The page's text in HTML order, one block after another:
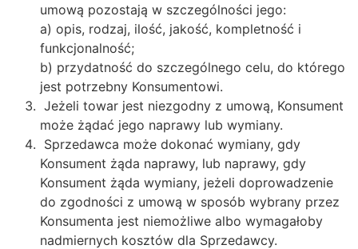
umową pozostają w szczególności jego:
a) opis, rodzaj, ilość, jakość, kompletność i
funkcjonalność;
b) przydatność do szczególnego celu, do którego
jest potrzebny Konsumentowi.
Jeżeli towar jest niezgodny z umową, Konsument
może żądać jego naprawy lub wymiany.
Sprzedawca może dokonać wymiany, gdy
Konsument żąda naprawy, lub naprawy, gdy
Konsument żąda wymiany, jeżeli doprowadzenie
do zgodności z umową w sposób wybrany przez
Konsumenta jest niemożliwe albo wymagałoby
nadmiernych kosztów dla Sprzedawcy.